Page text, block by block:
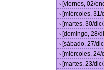
› [viernes, 02/
› [miércoles,
› [martes, 30/
› [domingo, 28/
› [sábado, 27/
› [miércoles,
› [martes, 23/